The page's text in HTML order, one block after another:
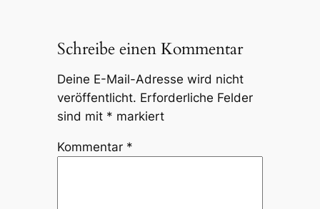
Schreibe einen Kommentar
Deine E-Mail-Adresse wird nicht
veröffentlicht. Erforderliche Felder
sind mit * markiert
Kommentar *